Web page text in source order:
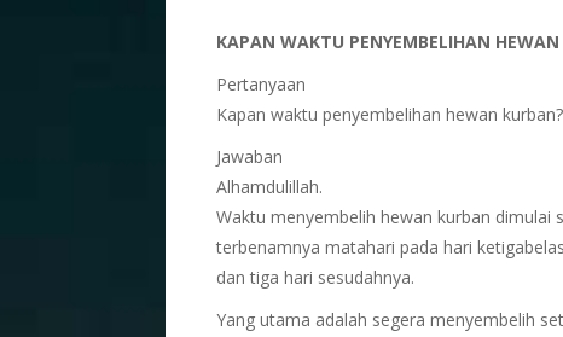
KAPAN WAKTU PENYEMBELIHAN HEWAN
Pertanyaan
Kapan waktu penyembelihan hewan kurban?
Jawaban
Alhamdulillah.
Waktu menyembelih hewan kurban dimulai
terbenamnya matahari pada hari
dan tiga hari sesudahnya.
Yang utama adalah segera menyembelih